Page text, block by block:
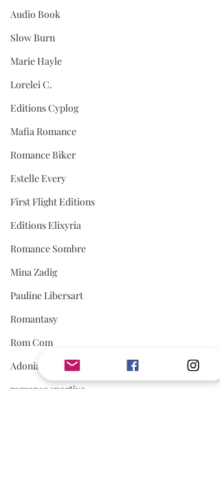
Audio Book
Slow Burn
Marie Hayle
Lorelei C.
Editions Cyplog
Mafia Romance
Romance Biker
Estelle Every
First Flight Editions
Editions Elixyria
Romance Sombre
Mina Zadig
Pauline Libersart
Romantasy
Rom Com
Adonia
romance sportive